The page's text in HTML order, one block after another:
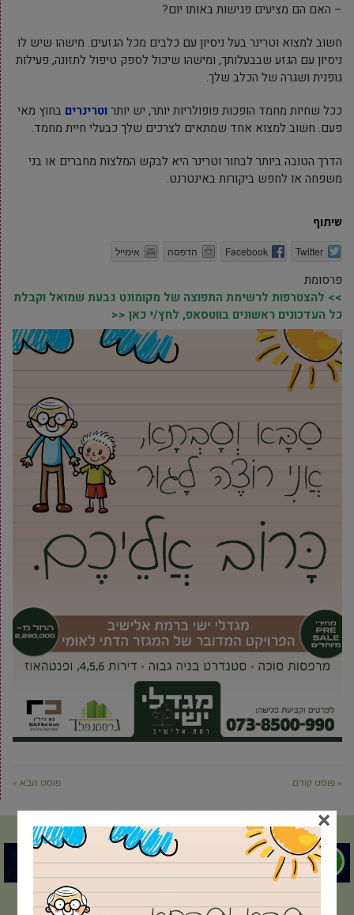
– האם הם מציעים פגישות באותו יום?
חשוב למצוא וטרינר בעל ניסיון עם כלבים מכל הגזעים. מישהו שיש לו
ניסיון עם הגזע שבבעלותך, ומישהו שיכול לספק טיפול לתזונה, פעילות
גופנית ושגרה של הכלב שלך.
ככל שחיות מחמד הופכות פופולריות יותר, יש יותרוטרינרים בחוץ מאי
פעם. חשוב למצוא אחד שמתאים לצרכים שלך כבעלי חיית מחמד.
הדרך הטובה ביותר לבחור וטרינר היא לבקש המלצות מחברים או בני
משפחה או לחפש ביקורות באינטרנט.
שיתוף
Twitter
Facebook הדפסה אימייל
פרסומת
>> להצטרפות לרשימת התפוצה של מקומונט גבעת שמואל וקבלת
כל העדכונים ראשונים בווטסאפ, לחץ/י כאן <<
« פוסט קודם פוסט הבא »
×